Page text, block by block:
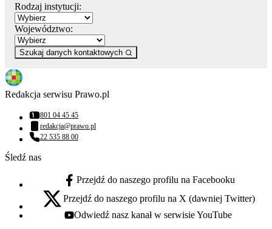
Rodzaj instytucji:
Województwo:
Szukaj danych kontaktowych
Redakcja serwisu Prawo.pl
Numer telefonu:
801 04 45 45
Adres email:
redakcja@prawo.pl
Numer telefonu:
22 535 88 00
Śledź nas
facebook - otwiera się w nowej karcie
Przejdź do naszego profilu na Facebooku
x - otwiera się w nowej karcie
Przejdź do naszego profilu na X (dawniej Twitter)
youtube - otwiera się w nowej karcie
Odwiedź nasz kanał w serwisie YouTube